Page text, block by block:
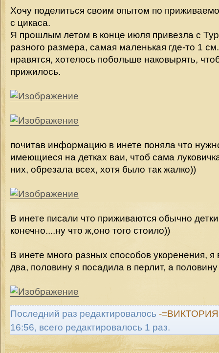
Хочу поделиться своим опытом по
с цикаса.
Я прошлым летом в конце июля привезла с
разного размера, самая маленькая где-то 1
нравятся, хотелось побольше наковырять,
прижилось.
почитав информацию в инете поняла что
имеющиеся на детках ваи, чтоб сама
них, обрезала всех, хотя было так жалко))
В инете писали что приживаются обычно
конечно....ну что ж,оно того стоило))
В инете много разных способов укоренения,
два, половину я посадила в перлит, а
Последний раз редактировалось -
16:56, всего редактировалось 1 раз.